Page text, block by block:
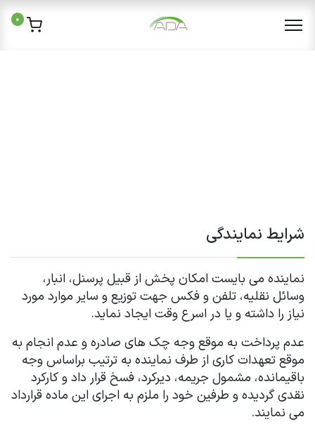
0
شرایط نمایندگی
نماینده می بایست امکان پخش از قبیل پرسنل، انبار،
وسائل نقلیه، تلفن و فکس جهت توزیع و سایر موارد مورد
نیاز را داشته و یا در اسرع وقت ایجاد نماید.
عدم پرداخت به موقع وجه چک های صادره و عدم انجام به
موقع تعهدات کاری از طرف نماینده به ترتیب براساس وجه
باقیمانده، مشمول جریمه، دیرکرد، فسخ قرار داد و کارکرد
نقدی گردیده و طرفین خود را ملزم به اجرای این ماده قرارداد
می نمایند.